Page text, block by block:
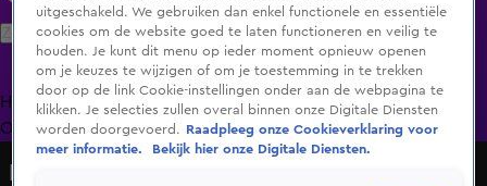
Zoeken
HomeUitzending Gemist Programma's De Bondgenoten
OranjezomerLivestreamsShop
uitgeschakeld. We gebruiken dan enkel functionele en essentiële
cookies om de website goed te laten functioneren en veilig te
houden. Je kunt dit menu op ieder moment opnieuw openen
om je keuzes te wijzigen of om je toestemming in te trekken
door op de link Cookie-instellingen onder aan de webpagina te
klikken. Je selecties zullen overal binnen onze Digitale Diensten
worden doorgevoerd.
Raadpleeg onze Cookieverklaring voor
meer informatie.
Bekijk hier onze Digitale Diensten.